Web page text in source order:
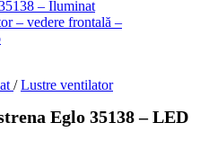
/ Lustre ventilator
Eglo 35138 – LED